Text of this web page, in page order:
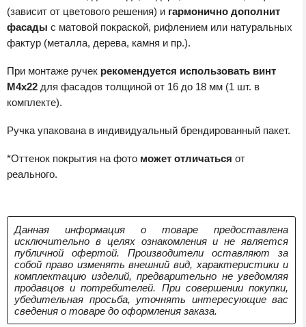
(зависит от цветового решения) и гармонично дополнит
фасады с матовой покраской, рифлением или натуральных
фактур (металла, дерева, камня и пр.).
При монтаже ручек рекомендуется использовать винт
M4x22 для фасадов толщиной от 16 до 18 мм (1 шт. в
комплекте).
Ручка упакована в индивидуальный брендированный пакет.
*Оттенок покрытия на фото может отличаться от
реального.
Данная информация о товаре предоставлена
исключительно в целях ознакомления и не является
публичной офертой. Производители оставляют за
собой право изменять внешний вид, характеристики и
комплектацию изделий, предварительно не уведомляя
продавцов и потребителей. При совершении покупки,
убедительная просьба, уточнять интересующие вас
сведения о товаре до оформления заказа.